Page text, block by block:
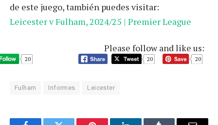
de este juego, también puedes visitar:
Leicester v Fulham, 2024/25 | Premier League
Please follow and like us:
20 20 20
Fulham Informes Leicester